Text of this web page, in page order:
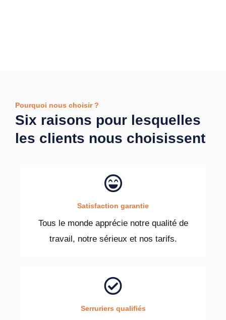
Pourquoi nous choisir ?
Six raisons pour lesquelles
les clients nous choisissent
Satisfaction garantie
Tous le monde apprécie notre qualité de
travail, notre sérieux et nos tarifs.
Serruriers qualifiés